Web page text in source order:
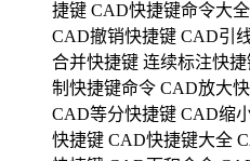
捷键 CAD快捷键命令大全
CAD撤销快捷键 CAD引
合并快捷键 连续标注快捷
制快捷键命令 CAD放大
CAD等分快捷键 CAD缩
快捷键 CAD快捷键大全